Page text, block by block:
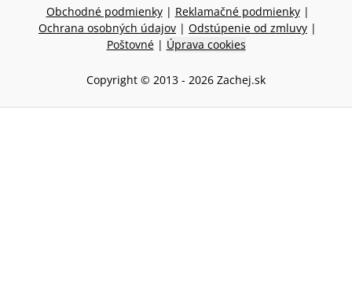
Obchodné podmienky | Reklamačné podmienky |
Ochrana osobných údajov | Odstúpenie od zmluvy |
Poštovné | Úprava cookies
Copyright © 2013 - 2026 Zachej.sk